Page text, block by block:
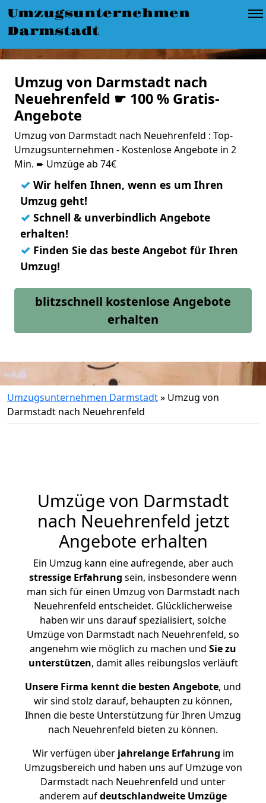
Umzugsunternehmen
Darmstadt
Umzug von Darmstadt nach
Neuehrenfeld ☛ 100 % Gratis-
Angebote
Umzug von Darmstadt nach Neuehrenfeld : Top-
Umzugsunternehmen - Kostenlose Angebote in 2
Min. ➨ Umzüge ab 74€
✓ Wir helfen Ihnen, wenn es um Ihren
Umzug geht!
✓ Schnell & unverbindlich Angebote
erhalten!
✓ Finden Sie das beste Angebot für Ihren
Umzug!
blitzschnell kostenlose Angebote
erhalten
Umzugsunternehmen Darmstadt» Umzug von
Darmstadt nach Neuehrenfeld
Umzüge von Darmstadt
nach Neuehrenfeld jetzt
Angebote erhalten
Ein Umzug kann eine aufregende, aber auch
stressige Erfahrung sein, insbesondere wenn
man sich für einen Umzug von Darmstadt nach
Neuehrenfeld entscheidet. Glücklicherweise
haben wir uns darauf spezialisiert, solche
Umzüge von Darmstadt nach Neuehrenfeld, so
angenehm wie möglich zu machen und Sie zu
unterstützen, damit alles reibungslos verläuft
Unsere Firma kennt die besten Angebote, und
wir sind stolz darauf, behaupten zu können,
Ihnen die beste Unterstützung für Ihren Umzug
nach Neuehrenfeld bieten zu können.
Wir verfügen überjahrelange Erfahrung im
Umzugsbereich und haben uns auf Umzüge von
Darmstadt nach Neuehrenfeld und unter
anderem aufdeutschlandweite Umzüge